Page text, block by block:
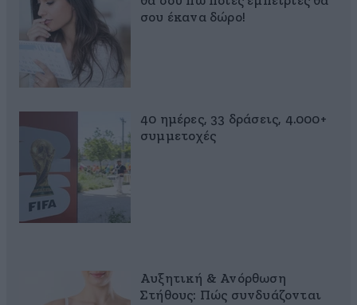
σου έκανα δώρο!
40 ημέρες, 33 δράσεις, 4.000+
συμμετοχές
Αυξητική & Ανόρθωση
Στήθους: Πώς συνδυάζονται